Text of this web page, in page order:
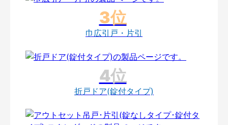
巾広引戸・片引
折戸ドア(錠付タイプ)